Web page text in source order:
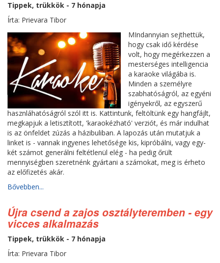
Tippek, trükkök - 7 hónapja
Írta: Prievara Tibor
MIndannyian sejthettük,
hogy csak idő kérdése
volt, hogy megérkezzen a
mesterséges intelligencia
a karaoke világába is.
Minden a személyre
szabhatóságról, az egyéni
igényekről, az egyszerű
hasznláhatóságról szól itt is. Kattintunk, feltöltünk egy hangfájlt,
megkapjuk a letisztított, 'karaokézható' verziót, és már indulhat
is az önfeldet zúzás a házibuliban. A lapozás után mutatjuk a
linket is - vannak ingyenes lehetősége kis, kipróbálni, vagy egy-
két számot generálni feltétlenül elég - ha pedig őrült
mennyiségben szeretnénk gyártani a számokat, meg is érheto
az előfizetés akár.
Bővebben...
Újra csend a zajos osztályteremben - egy
vicces alkalmazás
Tippek, trükkök - 7 hónapja
Írta: Prievara Tibor